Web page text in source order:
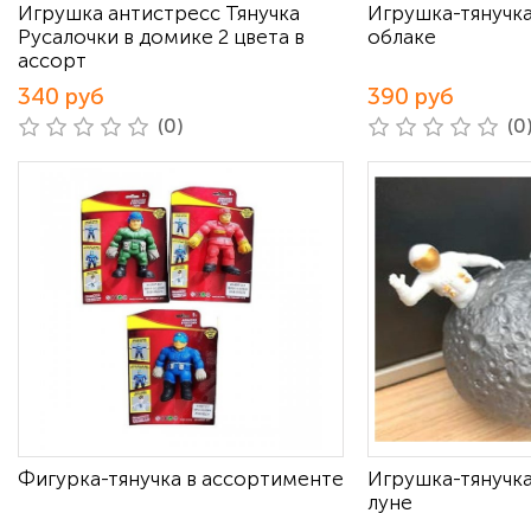
Игрушка антистресс Тянучка
Русалочки в домике 2 цвета в
ассорт
340 руб
(0)
Игрушка-
облаке
390 руб
Фигурка-тянучка в ассортименте
Игрушка-
луне